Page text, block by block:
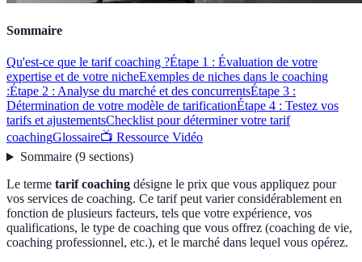
Sommaire
Qu'est-ce que le tarif coaching ?Étape 1 : Évaluation de votre
expertise et de votre nicheExemples de niches dans le coaching
:Étape 2 : Analyse du marché et des concurrentsÉtape 3 :
Détermination de votre modèle de tarificationÉtape 4 : Testez vos
tarifs et ajustementsChecklist pour déterminer votre tarif
coachingGlossaire📺 Ressource Vidéo
Sommaire(9 sections)
Le terme tarif coaching désigne le prix que vous appliquez pour
vos services de coaching. Ce tarif peut varier considérablement en
fonction de plusieurs facteurs, tels que votre expérience, vos
qualifications, le type de coaching que vous offrez (coaching de vie,
coaching professionnel, etc.), et le marché dans lequel vous opérez.